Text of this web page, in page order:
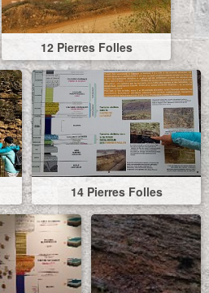
12 Pierres Folles
14 Pierres Folles